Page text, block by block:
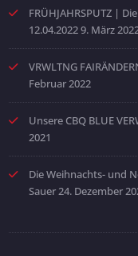
FRÜHJAHRSPUTZ |
12.04.20229. März
VRWLTNG
Februar 2022
Unsere CBQ BLUE
2021
Die Weihnachts- und
Sauer24. Dezember